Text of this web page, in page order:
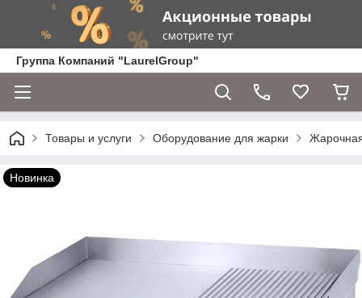
Группа Компаний "LaurelGroup"
Товары и услуги Оборудование для жарки
Новинка